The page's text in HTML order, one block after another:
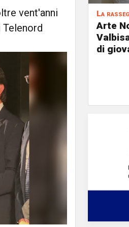
vent'anni
La
Arte
di